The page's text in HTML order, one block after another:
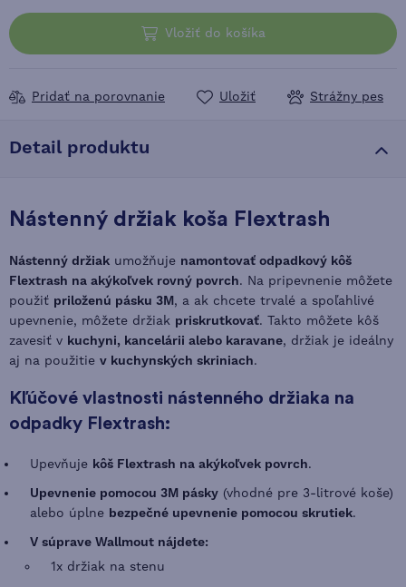
Vložiť do košíka
Pridať na porovnanie Uložiť Strážny pes
Detail produktu
Nástenný držiak koša Flextrash
Nástenný držiak umožňuje namontovať odpadkový kôš
Flextrash na akýkoľvek rovný povrch. Na pripevnenie môžete
použiť priloženú pásku 3M, a ak chcete trvalé a spoľahlivé
upevnenie, môžete držiak priskrutkovať. Takto môžete kôš
zavesiť v kuchyni, kancelárii alebo karavane, držiak je ideálny
aj na použitie v kuchynských skriniach.
Kľúčové vlastnosti nástenného držiaka na
odpadky Flextrash:
Upevňuje kôš Flextrash na akýkoľvek povrch.
Upevnenie pomocou 3M pásky (vhodné pre 3-litrové koše)
alebo úplne bezpečné upevnenie pomocou skrutiek.
V súprave Wallmout nájdete:
1x držiak na stenu